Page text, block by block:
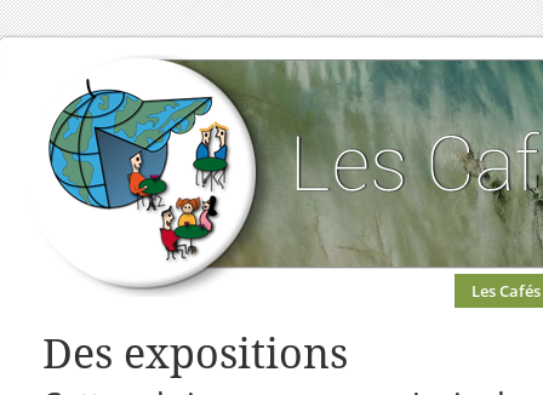
Les Cafés
Des expositions